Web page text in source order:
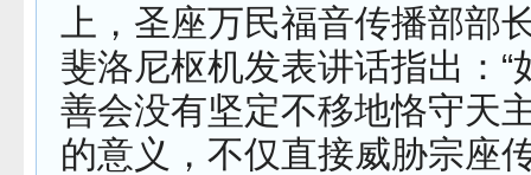
上，圣座万民福音传播部部
斐洛尼枢机发表讲话指出：“
善会没有坚定不移地恪守天
的意义，不仅直接威胁宗座